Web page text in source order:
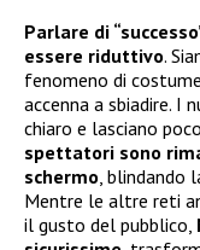
Parlare di
essere riduttivo.
fenomeno di
accenna a sbiadire. I
chiaro e lasciano
spettatori sono
schermo, blindando
Mentre le altre reti
il gusto del pubblico,